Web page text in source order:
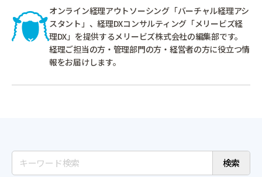
オンライン経理アウトソーシング「バーチャル経理アシ
スタント」、経理DXコンサルティング「メリービズ経
理DX」を提供するメリービズ株式会社の編集部です。
経理ご担当の方・管理部門の方・経営者の方に役立つ情
報をお届けします。
検索